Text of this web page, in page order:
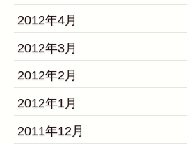
2012年4月
2012年3月
2012年2月
2012年1月
2011年12月